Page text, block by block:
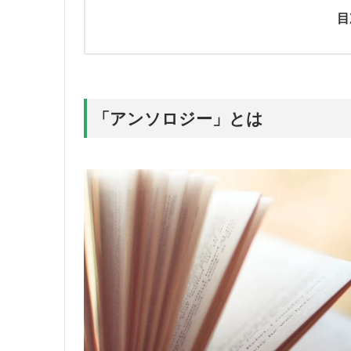
「アンソロジー」とは